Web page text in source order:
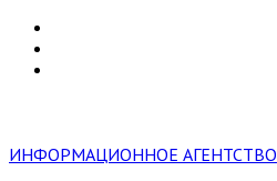
ИНФОРМАЦИОННОЕ АГЕНТСТВО